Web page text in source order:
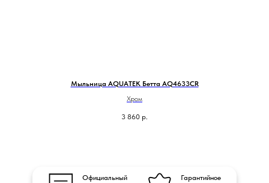
Мыльница AQUATEK Бетта AQ4633CR
Хром
3 860 р.
Официальный
Гарантийное